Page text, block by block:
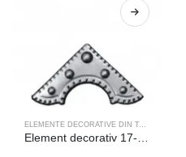
ELEMENTE DECORATIVE DIN TABLA
Element decorativ 17-020